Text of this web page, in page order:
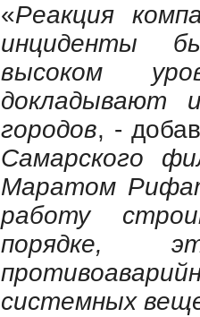
«Реакция
инциденты
высоком
докладывают
городов, -
Самарского
Маратом
работу
порядке,
системных